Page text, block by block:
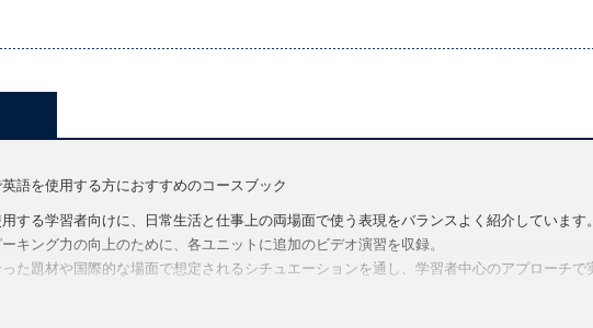
語を使用する方におすすめのコースブック
する学習者向けに、日常生活と仕事上の両場面で使う表現をバランスよく紹介しています。
キング力の向上のために、各ユニットに追加のビデオ演習を収録。
た題材や国際的な場面で想定されるシチュエーションを通し、学習者中心のアプローチで